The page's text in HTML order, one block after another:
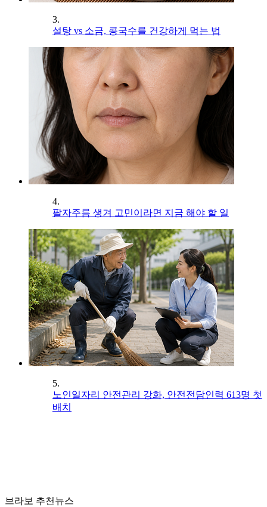
3.
설탕 vs 소금, 콩국수를 건강하게 먹는 법
4.
팔자주름 생겨 고민이라면 지금 해야 할 일
5.
노인일자리 안전관리 강화, 안전전담인력 613명 첫
배치
브라보 추천뉴스